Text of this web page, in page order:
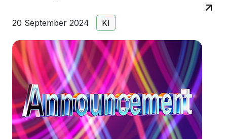
20 September 2024 KI